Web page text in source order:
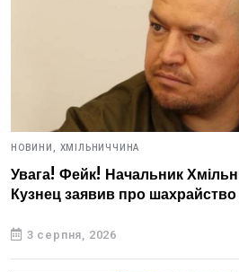
НОВИНИ, ХМІЛЬНИЧЧИНА
Увага! Фейк! Начальник
Кузнец заявив про шахрайство
3 серпня, 2026